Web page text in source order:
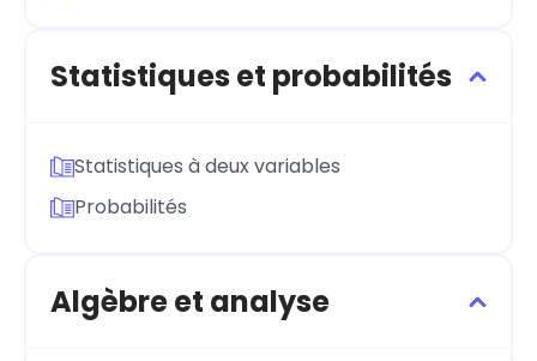
Statistiques et probabilités
Statistiques à deux variables
Probabilités
Algèbre et analyse